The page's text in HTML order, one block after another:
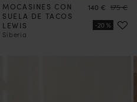
MOCASINES CON
SUELA DE TACOS
LEWIS
Siberia
Precio
140 € Precio
175 €